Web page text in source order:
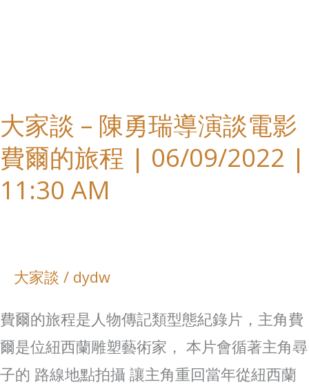
大家談 – 陳勇瑞導演談電影
費爾的旅程 | 06/09/2022 |
11:30 AM
大家談 / dydw
費爾的旅程是人物傳記類型態紀錄片，主角費
爾是位紐西蘭雕塑藝術家， 本片會循著主角尋
子的 路線地點拍攝 讓主角重回當年從紐西蘭
|
11:30
AM